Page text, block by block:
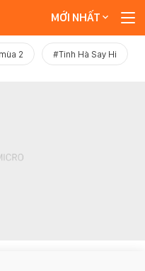
MỚI NHẤT
2 #Tinh Hà Say Hi